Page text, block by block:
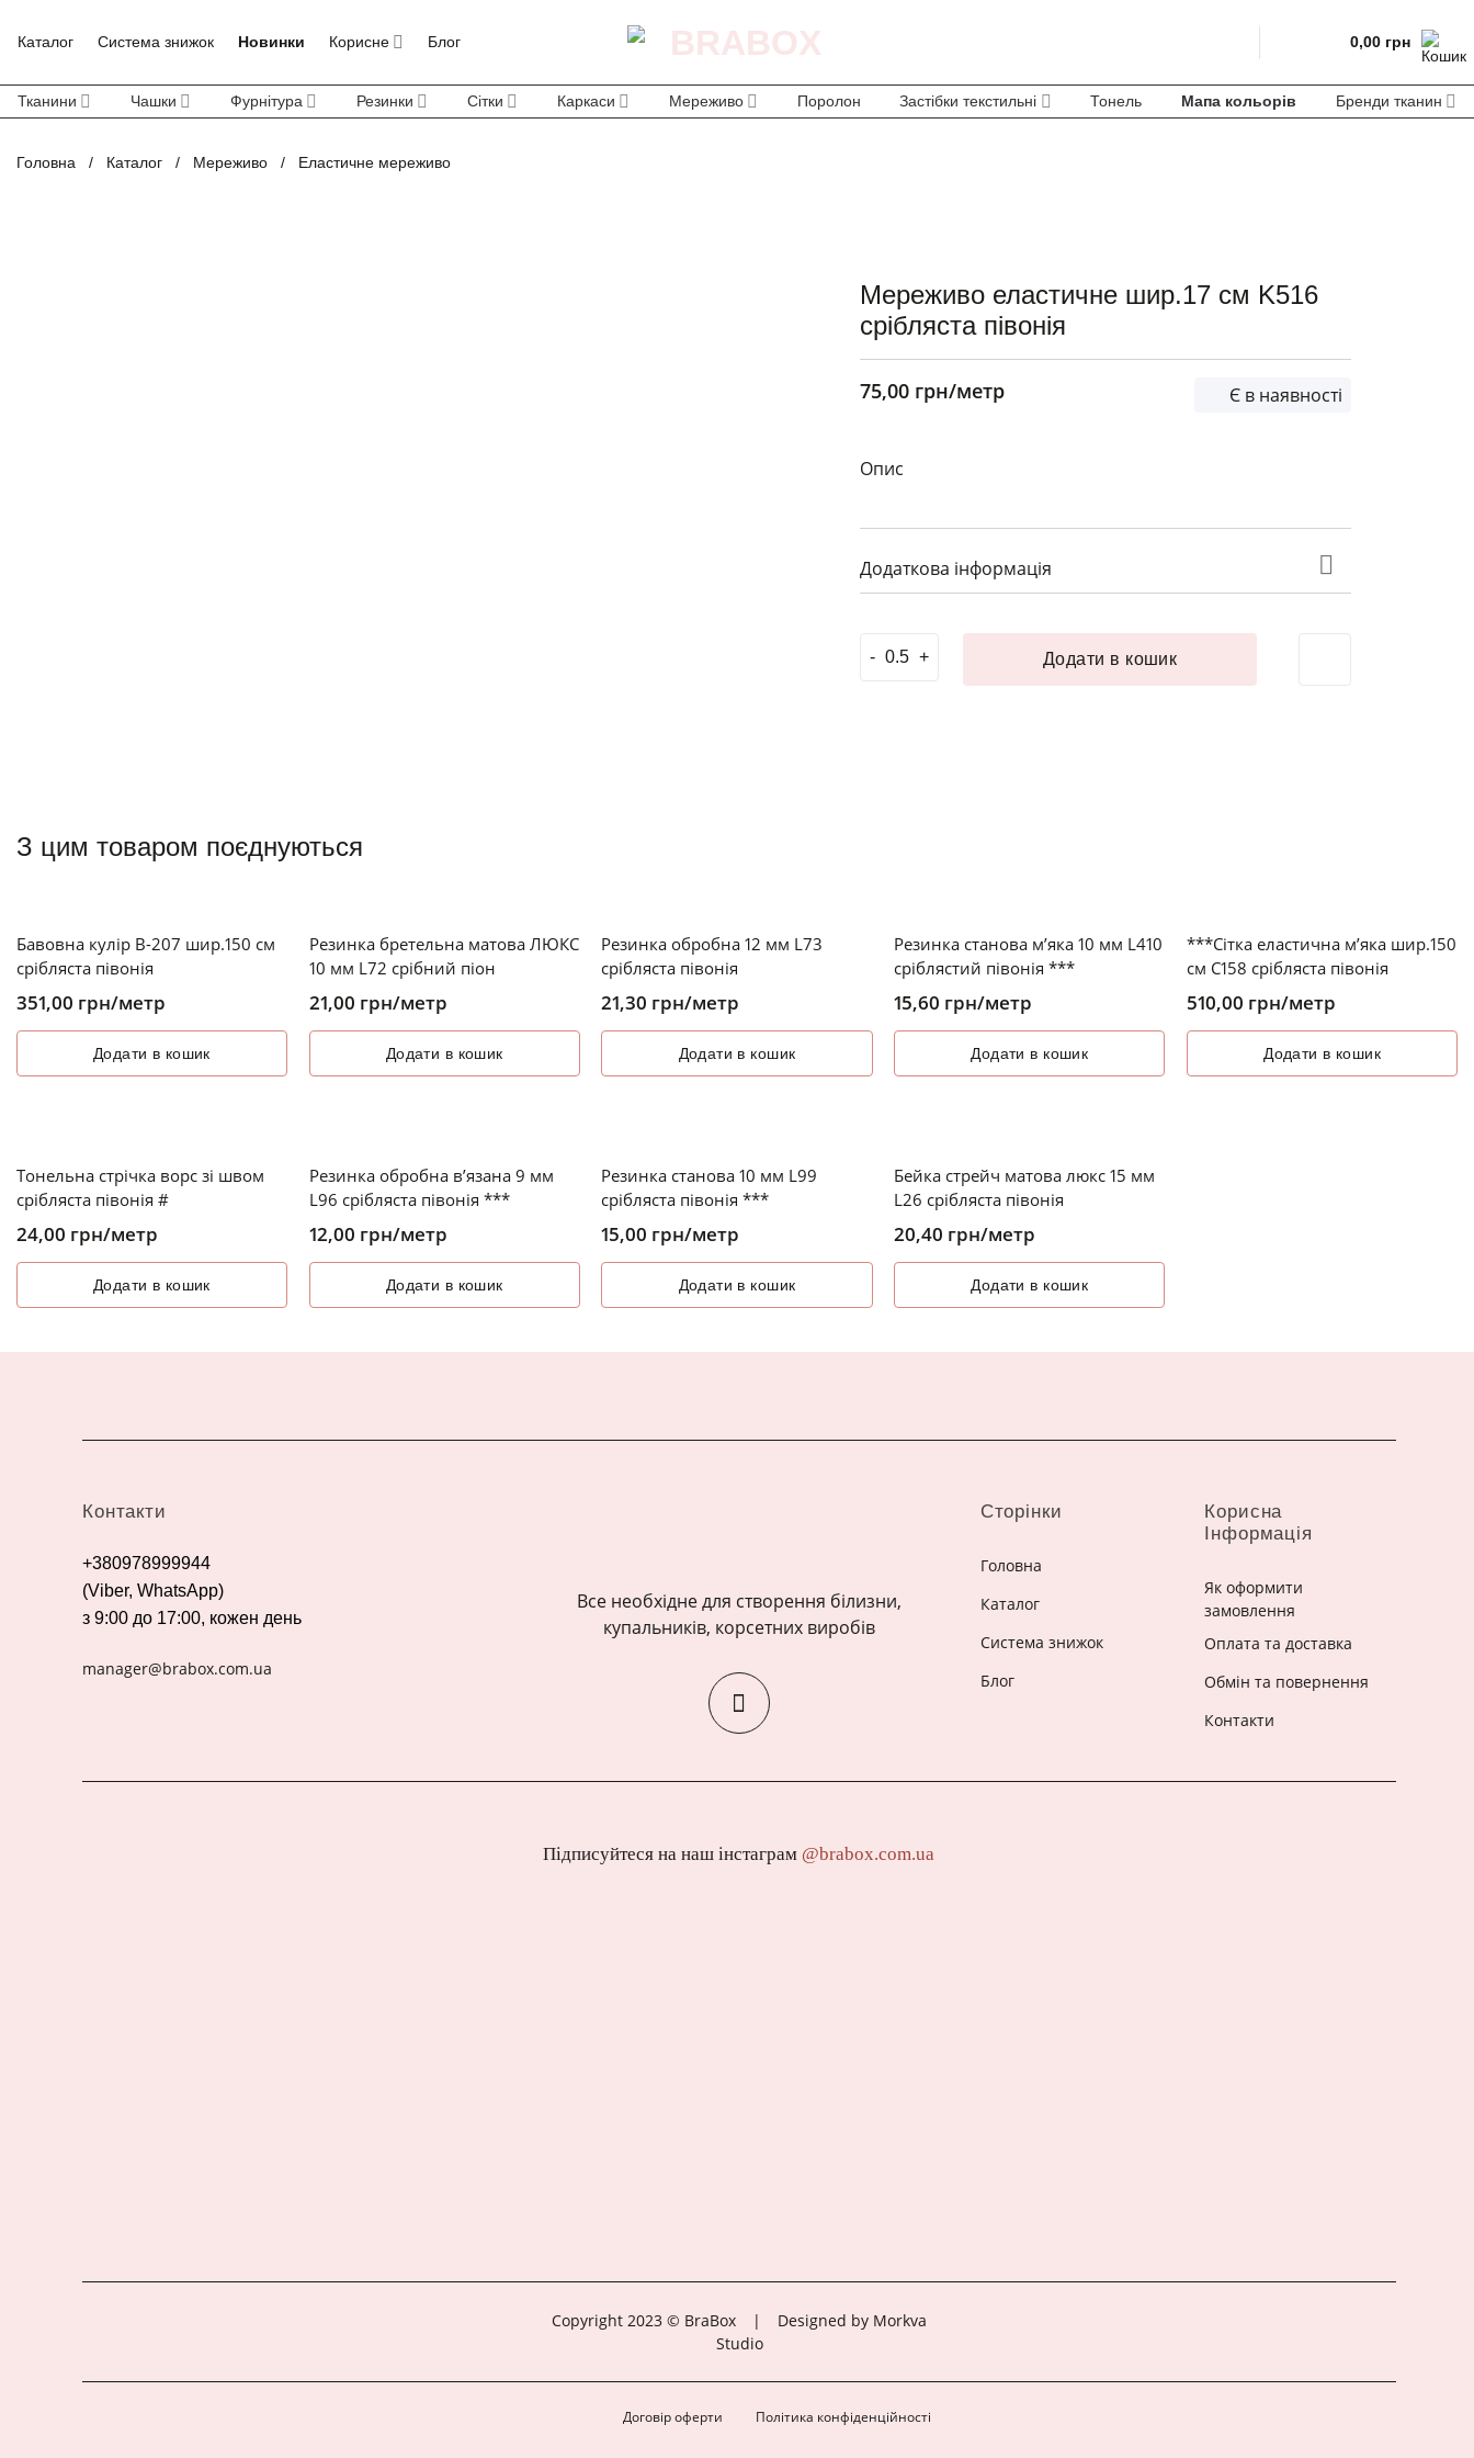
Каталог Система знижок Новинки Корисне Блог 0,00 грн
Тканини Чашки Фурнітура Резинки Сітки Каркаси Мереживо Поролон Застібки текстильні Тонель Мапа кольорів Бренди тканин
Головна / Каталог / Мереживо / Еластичне мереживо
Мереживо еластичне шир.17 см K516
срібляста півонія
75,00 грн/метр Є в наявності
Опис
Додаткова інформація
Мереживо еластичне шир.17 см K516 срібляста півонія кількість
Додати в кошик
З цим товаром поєднуються
Бавовна кулір В-207 шир.150 см
срібляста півонія
351,00 грн/метр
Додати в кошик
Резинка бретельна матова ЛЮКС
10 мм L72 срібний піон
21,00 грн/метр
Додати в кошик
Резинка обробна 12 мм L73
срібляста півонія
21,30 грн/метр
Додати в кошик
Резинка станова м’яка 10 мм L410
сріблястий півонія ***
15,60 грн/метр
Додати в кошик
***Сітка еластична м’яка шир.150
см C158 срібляста півонія
510,00 грн/метр
Додати в кошик
Тонельна стрічка ворс зі швом
срібляста півонія #
24,00 грн/метр
Додати в кошик
Резинка обробна в’язана 9 мм
L96 срібляста півонія ***
12,00 грн/метр
Додати в кошик
Резинка станова 10 мм L99
срібляста півонія ***
15,00 грн/метр
Додати в кошик
Бейка стрейч матова люкс 15 мм
L26 срібляста півонія
20,40 грн/метр
Додати в кошик
Контакти
+380978999944
(Viber, WhatsApp)
з 9:00 до 17:00, кожен день
manager@brabox.com.ua
Все необхідне для створення білизни,
купальників, корсетних виробів
Сторінки
Головна
Каталог
Система знижок
Блог
Корисна
Інформація
Як оформити
замовлення
Оплата та доставка
Обмін та повернення
Контакти
Підписуйтеся на наш інстаграм @brabox.com.ua
Copyright 2023 © BraBox |
Designed by Morkva
Studio
Політика конфіденційності
Договір оферти